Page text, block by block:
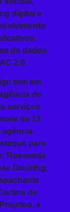
digital e
de dados
2.0.
tem em
de
serviços
de 13
agência
para
Ravaneda
Docking,
de
e